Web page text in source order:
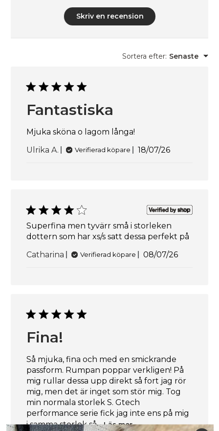
Skriv en recension
Sortera efter: Senaste
Fantastiska
Mjuka sköna o lagom långa!
Ulrika A.
Verifierad köpare 18/07/26
Superfina men tyvärr små i storleken
dottern som har xs/s satt dessa perfekt på
Catharina
Verifierad köpare 08/07/26
Fina!
Så mjuka, fina och med en smickrande
passform. Rumpan poppar verkligen! På
mig rullar dessa upp direkt så fort jag rör
mig, men det är inget som stör mig. Tog
min normala storlek S. Gtech
performance serie fick jag inte ens på mig
i samma storlek så... Läs mer